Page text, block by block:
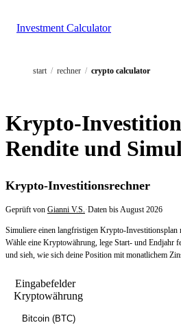
Investment Calculator
start / rechner / crypto calculator
Krypto-
Rendite und
Krypto-Investitionsrechner
Geprüft von Gianni V.S.·Daten bisAugust 2026
Simuliere einen langfristigen Krypto-Investitionsplan
Wähle eine Kryptowährung, lege Start- und Endjahr
und sieh, wie sich deine Position mit monatlichem
Eingabefelder
Kryptowährung
Bitcoin (BTC)